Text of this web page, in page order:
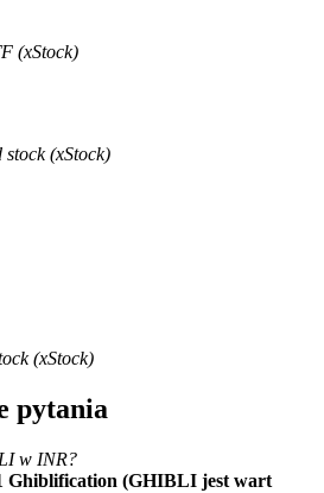
(xStock)
stock (xStock)
(xStock)
pytania
w INR?
Ghiblification (GHIBLI jest wart